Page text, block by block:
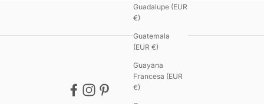
Guadalupe (EUR
€)
Guatemala
(EUR €)
Guayana
Francesa (EUR
€)